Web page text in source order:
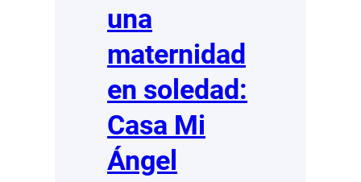
una
maternidad
en soledad:
Casa Mi
Ángel